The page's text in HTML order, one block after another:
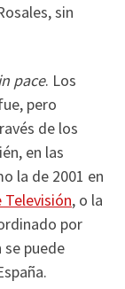
sin
pace. Los
pero
de los
en las
la de 2001 en
Televisión, o la
por
se puede